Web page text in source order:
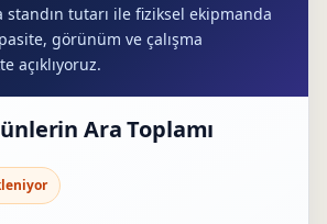
standın tutarı ile fiziksel ekipmanda
görünüm ve çalışma
açıklıyoruz.
Ara Toplamı